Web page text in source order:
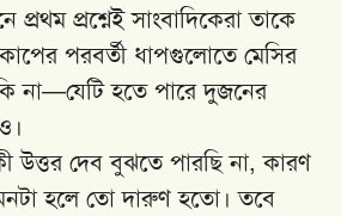
প্রশ্নেই সাংবাদিকেরা তাকে
পরবর্তী ধাপগুলোতে মেসির
না—যেটি হতে পারে দুজনের
উত্তর দেব বুঝতে পারছি না, কারণ
হলে তো দারুণ হতো। তবে